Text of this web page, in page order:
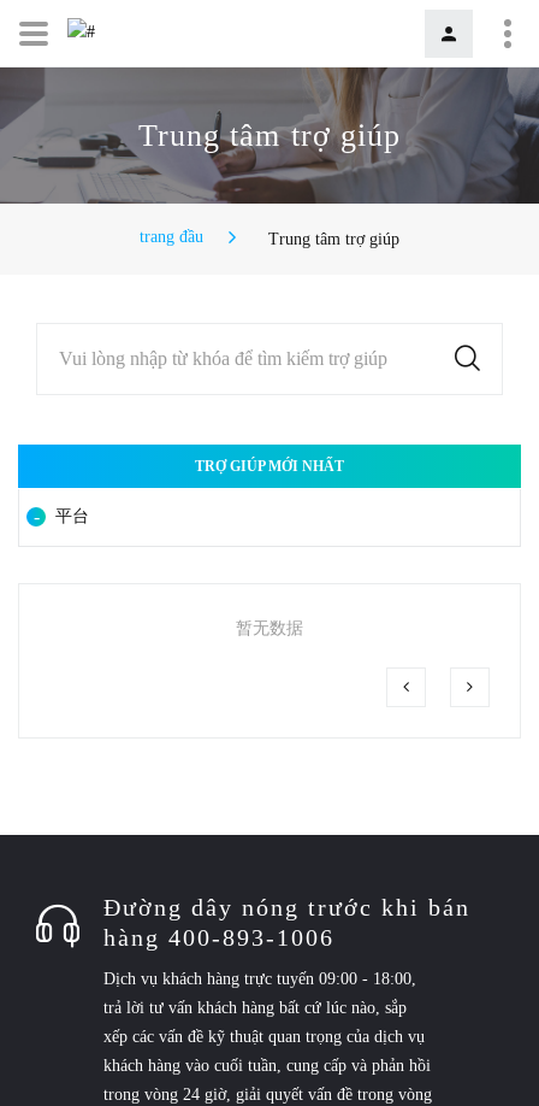
Trung tâm trợ giúp
trang đầu Trung tâm trợ giúp
Vui lòng nhập từ khóa để tìm kiếm trợ giúp
TRỢ GIÚP MỚI NHẤT
平台
暂无数据
Đường dây nóng trước khi bán
hàng 400-893-1006
Dịch vụ khách hàng trực tuyến 09:00 - 18:00,
trả lời tư vấn khách hàng bất cứ lúc nào, sắp
xếp các vấn đề kỹ thuật quan trọng của dịch vụ
khách hàng vào cuối tuần, cung cấp và phản hồi
trong vòng 24 giờ, giải quyết vấn đề trong vòng